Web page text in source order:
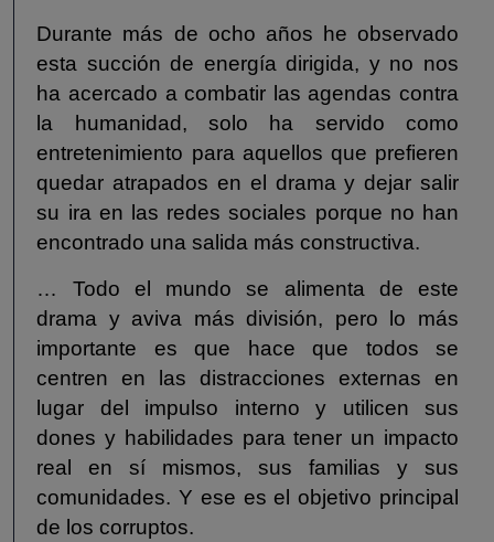
Durante más de ocho años he observado
esta succión de energía dirigida, y no nos
ha acercado a combatir las agendas contra
la humanidad, solo ha servido como
entretenimiento para aquellos que prefieren
quedar atrapados en el drama y dejar salir
su ira en las redes sociales porque no han
encontrado una salida más constructiva.
… Todo el mundo se alimenta de este
drama y aviva más división, pero lo más
importante es que hace que todos se
centren en las distracciones externas en
lugar del impulso interno y utilicen sus
dones y habilidades para tener un impacto
real en sí mismos, sus familias y sus
comunidades. Y ese es el objetivo principal
de los corruptos.